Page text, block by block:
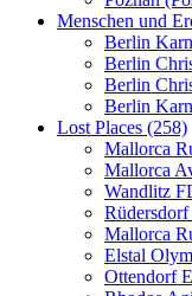
Menschen und
Berlin
Berlin
Berlin
Berlin
Lost Places (258)
Mallorca
Mallorca
Wandlitz
Mallorca
Elstal
Ottendorf